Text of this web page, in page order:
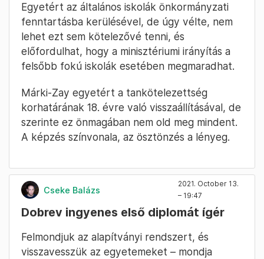
Egyetért az általános iskolák önkormányzati
fenntartásba kerülésével, de úgy vélte, nem
lehet ezt sem kötelezővé tenni, és
előfordulhat, hogy a minisztériumi irányítás a
felsőbb fokú iskolák esetében megmaradhat.
Márki-Zay egyetért a tankötelezettség
korhatárának 18. évre való visszaállításával, de
szerinte ez önmagában nem old meg mindent.
A képzés színvonala, az ösztönzés a lényeg.
Cseke Balázs
2021. October 13.
– 19:47
Dobrev ingyenes első diplomát ígér
Felmondjuk az alapítványi rendszert, és
visszavesszük az egyetemeket – mondja